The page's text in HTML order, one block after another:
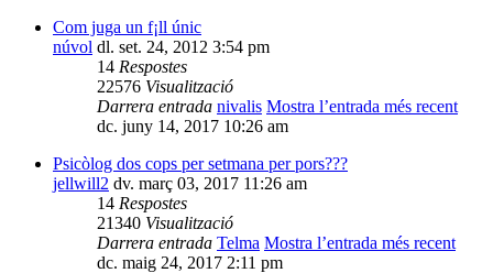
Com juga un f¡ll únic
núvol dl. set. 24, 2012 3:54 pm
14 Respostes
22576 Visualització
Darrera entrada nivalis Mostra l’entrada més recent
dc. juny 14, 2017 10:26 am
Psicòlog dos cops per setmana per pors???
jellwill2 dv. març 03, 2017 11:26 am
14 Respostes
21340 Visualització
Darrera entrada Telma Mostra l’entrada més recent
dc. maig 24, 2017 2:11 pm